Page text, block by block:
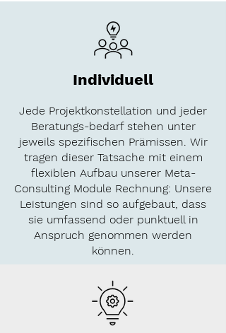
Individuell
Jede Projektkonstellation und jeder
Beratungs-bedarf stehen unter
jeweils spezifischen Prämissen. Wir
tragen dieser Tatsache mit einem
flexiblen Aufbau unserer Meta-
Consulting Module Rechnung: Unsere
Leistungen sind so aufgebaut, dass
sie umfassend oder punktuell in
Anspruch genommen werden
können.